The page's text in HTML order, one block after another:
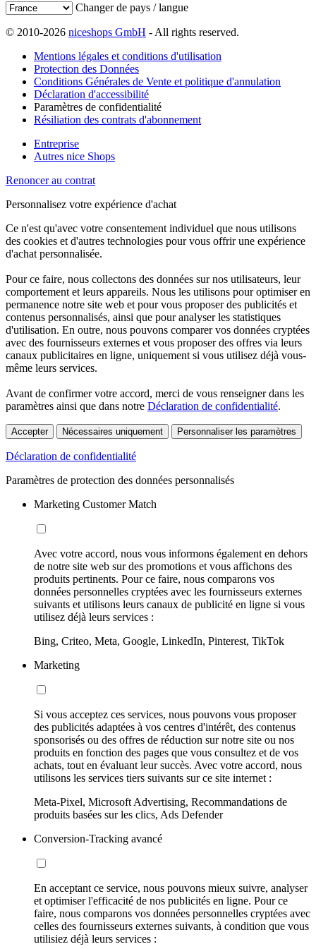
Changer de pays / langue
© 2010-2026 niceshops GmbH - All rights reserved.
Mentions légales et conditions d'utilisation
Protection des Données
Conditions Générales de Vente et politique d'annulation
Déclaration d'accessibilité
Paramètres de confidentialité
Résiliation des contrats d'abonnement
Entreprise
Autres nice Shops
Renoncer au contrat
Personnalisez votre expérience d'achat
Ce n'est qu'avec votre consentement individuel que nous utilisons
des cookies et d'autres technologies pour vous offrir une expérience
d'achat personnalisée.
Pour ce faire, nous collectons des données sur nos utilisateurs, leur
comportement et leurs appareils. Nous les utilisons pour optimiser en
permanence notre site web et pour vous proposer des publicités et
contenus personnalisés, ainsi que pour analyser les statistiques
d'utilisation. En outre, nous pouvons comparer vos données cryptées
avec des fournisseurs externes et vous proposer des offres via leurs
canaux publicitaires en ligne, uniquement si vous utilisez déjà vous-
même leurs services.
Avant de confirmer votre accord, merci de vous renseigner dans les
paramètres ainsi que dans notre Déclaration de confidentialité.
Accepter Nécessaires uniquement Personnaliser les paramètres
Déclaration de confidentialité
Paramètres de protection des données personnalisés
Marketing Customer Match
Avec votre accord, nous vous informons également en dehors
de notre site web sur des promotions et vous affichons des
produits pertinents. Pour ce faire, nous comparons vos
données personnelles cryptées avec les fournisseurs externes
suivants et utilisons leurs canaux de publicité en ligne si vous
utilisez déjà leurs services :
Bing, Criteo, Meta, Google, LinkedIn, Pinterest, TikTok
Marketing
Si vous acceptez ces services, nous pouvons vous proposer
des publicités adaptées à vos centres d'intérêt, des contenus
sponsorisés ou des offres de réduction sur notre site ou nos
produits en fonction des pages que vous consultez et de vos
achats, tout en évaluant leur succès. Avec votre accord, nous
utilisons les services tiers suivants sur ce site internet :
Meta-Pixel, Microsoft Advertising, Recommandations de
produits basées sur les clics, Ads Defender
Conversion-Tracking avancé
En acceptant ce service, nous pouvons mieux suivre, analyser
et optimiser l'efficacité de nos publicités en ligne. Pour ce
faire, nous comparons vos données personnelles cryptées avec
celles des fournisseurs externes suivants, à condition que vous
utilisiez déjà leurs services :